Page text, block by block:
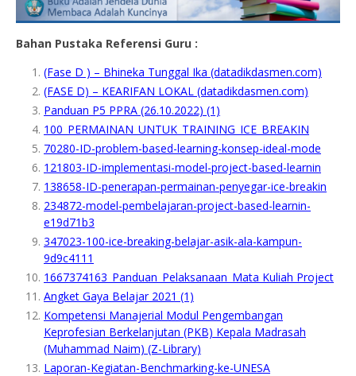
Bahan Pustaka Referensi Guru :
(Fase D ) – Bhineka Tunggal Ika (datadikdasmen.com)
(FASE D) – KEARIFAN LOKAL (datadikdasmen.com)
Panduan P5 PPRA (26.10.2022) (1)
100_PERMAINAN_UNTUK_TRAINING_ICE_BREAKIN
70280-ID-problem-based-learning-konsep-ideal-mode
121803-ID-implementasi-model-project-based-learnin
138658-ID-penerapan-permainan-penyegar-ice-breakin
234872-model-pembelajaran-project-based-learnin-
e19d71b3
347023-100-ice-breaking-belajar-asik-ala-kampun-
9d9c4111
1667374163_Panduan_Pelaksanaan_Mata Kuliah Project
Angket Gaya Belajar 2021 (1)
Kompetensi Manajerial Modul Pengembangan
Keprofesian Berkelanjutan (PKB) Kepala Madrasah
(Muhammad Naim) (Z-Library)
Laporan-Kegiatan-Benchmarking-ke-UNESA